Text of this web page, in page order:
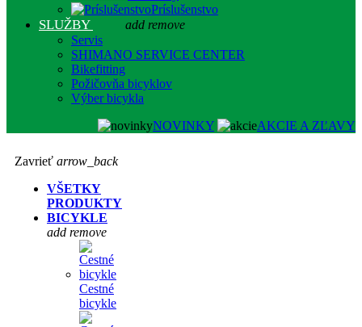
Príslušenstvo
SLUŽBY add remove
Servis
SHIMANO SERVICE CENTER
Bikefitting
Požičovňa bicyklov
Výber bicykla
NOVINKY
AKCIE A ZĽAVY
Zavrieť arrow_back
VŠETKY
PRODUKTY
BICYKLE
add remove
Cestné
bicykle